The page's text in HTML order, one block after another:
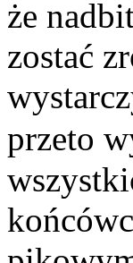
że
zostać
przeto